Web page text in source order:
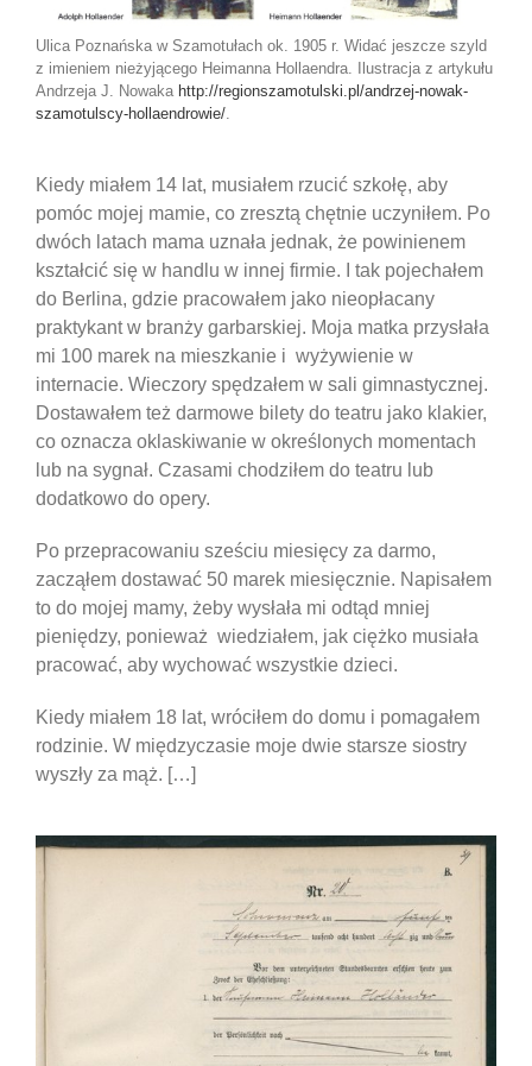
Ulica Poznańska w Szamotułach ok. 1905 r. Widać jeszcze szyld
z imieniem nieżyjącego Heimanna Hollaendra. Ilustracja z artykułu
Andrzeja J. Nowaka http://regionszamotulski.pl/andrzej-nowak-
szamotulscy-hollaendrowie/.
Kiedy miałem 14 lat, musiałem rzucić szkołę, aby
pomóc mojej mamie, co zresztą chętnie uczyniłem. Po
dwóch latach mama uznała jednak, że powinienem
kształcić się w handlu w innej firmie. I tak pojechałem
do Berlina, gdzie pracowałem jako nieopłacany
praktykant w branży garbarskiej. Moja matka przysłała
mi 100 marek na mieszkanie i wyżywienie w
internacie. Wieczory spędzałem w sali gimnastycznej.
Dostawałem też darmowe bilety do teatru jako klakier,
co oznacza oklaskiwanie w określonych momentach
lub na sygnał. Czasami chodziłem do teatru lub
dodatkowo do opery.
Po przepracowaniu sześciu miesięcy za darmo,
zacząłem dostawać 50 marek miesięcznie. Napisałem
to do mojej mamy, żeby wysłała mi odtąd mniej
pieniędzy, ponieważ wiedziałem, jak ciężko musiała
pracować, aby wychować wszystkie dzieci.
Kiedy miałem 18 lat, wróciłem do domu i pomagałem
rodzinie. W międzyczasie moje dwie starsze siostry
wyszły za mąż. […]